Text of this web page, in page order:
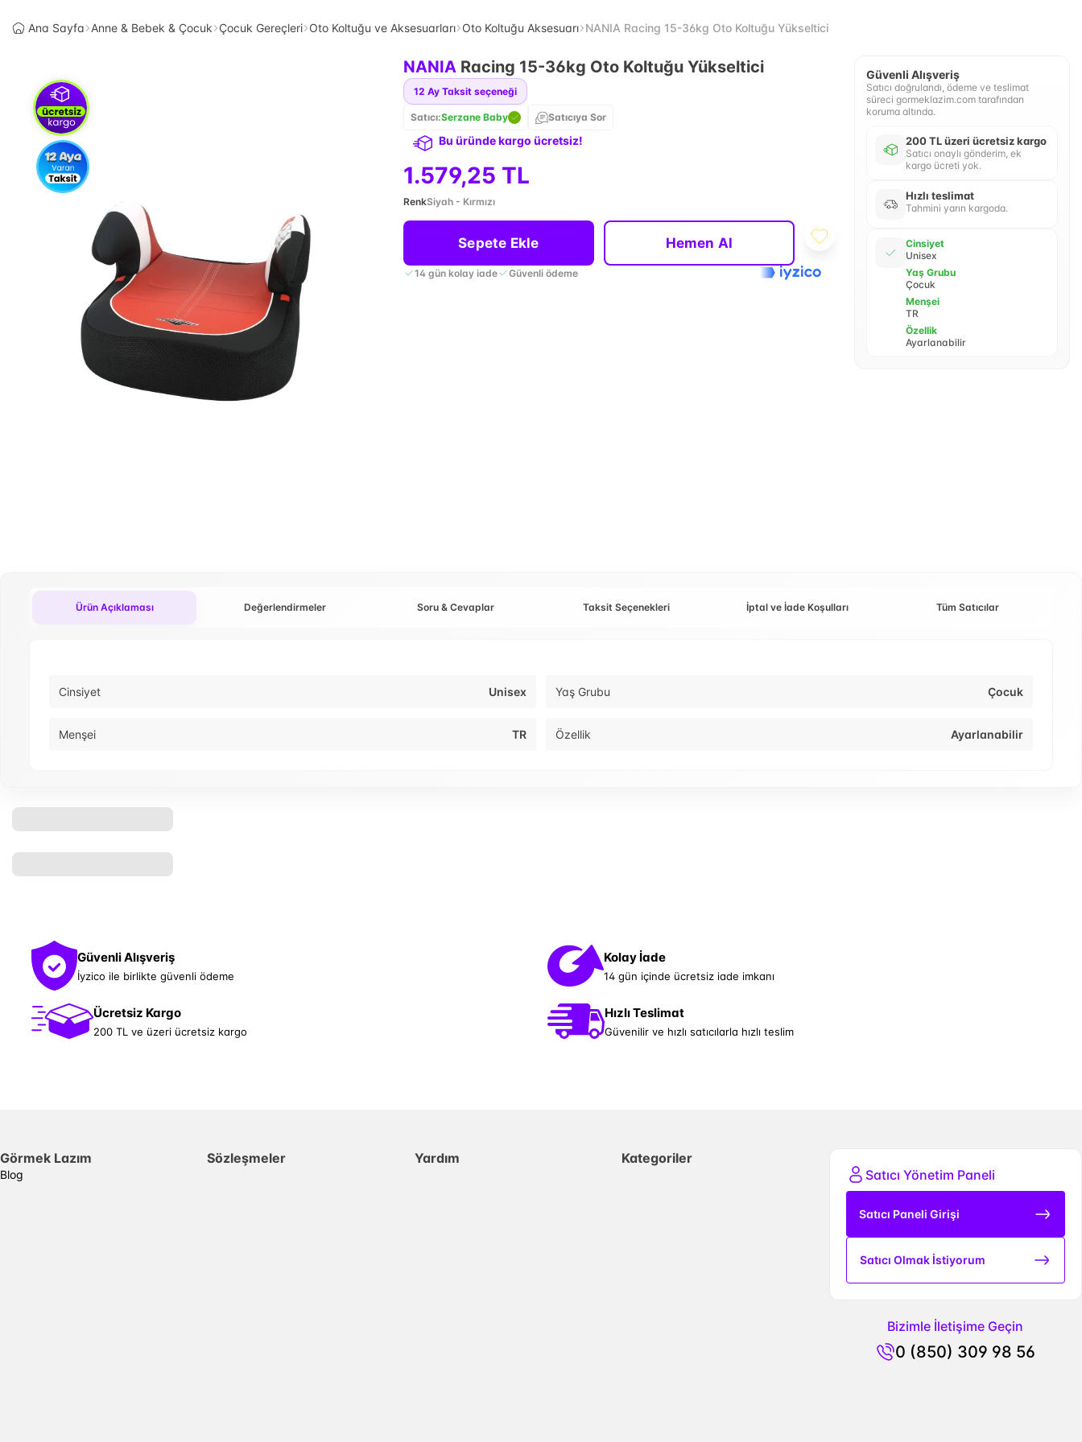
Ana Sayfa Anne & Bebek & Çocuk Çocuk Gereçleri Oto Koltuğu ve Aksesuarları Oto Koltuğu Aksesuarı NANIA Racing 15-36kg Oto Koltuğu Yükseltici
NANIA Racing 15-36kg Oto Koltuğu Yükseltici
12 Ay Taksit seçeneği
Satıcı:Serzane Baby Satıcıya Sor
Bu üründe kargo ücretsiz!
1.579,25 TL
RenkSiyah - Kırmızı
Sepete Ekle Hemen Al
14 gün kolay iade Güvenli ödeme
Güvenli Alışveriş
Satıcı doğrulandı, ödeme ve teslimat
süreci gormeklazim.com tarafından
koruma altında.
200 TL üzeri ücretsiz kargo
Satıcı onaylı gönderim, ek
kargo ücreti yok.
Hızlı teslimat
Tahmini yarın kargoda.
Cinsiyet
Unisex
Yaş Grubu
Çocuk
Menşei
TR
Özellik
Ayarlanabilir
Ürün Açıklaması Değerlendirmeler Soru & Cevaplar Taksit Seçenekleri İptal ve İade Koşulları Tüm Satıcılar
Cinsiyet Unisex Yaş Grubu Çocuk
Menşei TR Özellik Ayarlanabilir
Güvenli Alışveriş
İyzico ile birlikte güvenli ödeme
Kolay İade
14 gün içinde ücretsiz iade imkanı
Ücretsiz Kargo
200 TL ve üzeri ücretsiz kargo
Hızlı Teslimat
Güvenilir ve hızlı satıcılarla hızlı teslim
Görmek Lazım
Blog
Sözleşmeler Yardım
Kategoriler
Satıcı Yönetim Paneli
Satıcı Paneli Girişi
Satıcı Olmak İstiyorum
Bizimle İletişime Geçin
0 (850) 309 98 56